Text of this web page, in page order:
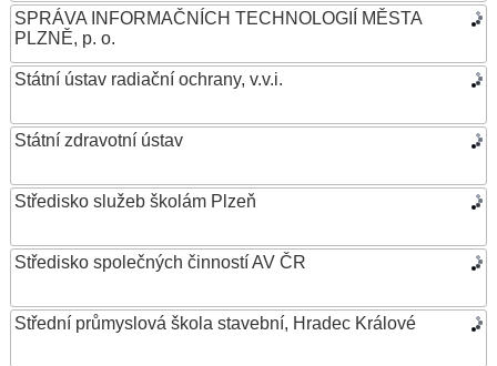
SPRÁVA INFORMAČNÍCH TECHNOLOGIÍ MĚSTA
PLZNĚ, p. o.
Státní ústav radiační ochrany, v.v.i.
Státní zdravotní ústav
Středisko služeb školám Plzeň
Středisko společných činností AV ČR
Střední průmyslová škola stavební, Hradec Králové